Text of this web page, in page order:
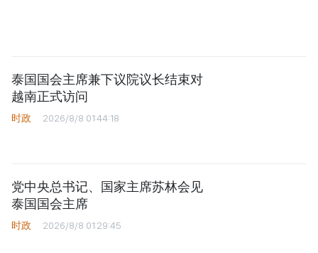
泰国国会主席兼下议院议长结束对
越南正式访问
时政 2026/8/8 01:44:18
党中央总书记、国家主席苏林会见
泰国国会主席
时政 2026/8/8 01:29:45